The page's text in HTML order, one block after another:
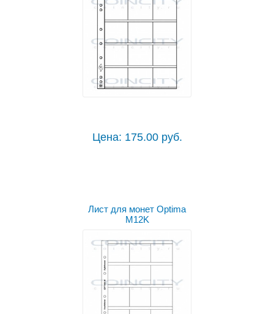
Цена: 175.00 руб.
Лист для монет Optima
M12K